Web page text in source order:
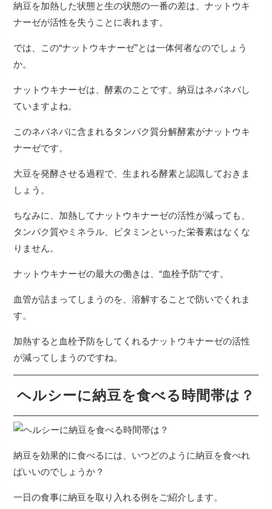
納豆を加熱した状態と生の状態の一番の差は、ナットウキ
ナーゼが活性を失うことに表れます。
では、この“ナットウキナーゼ”とは一体何者なのでしょう
か。
ナットウキナーゼは、酵素のことです。納豆はネバネバし
ていますよね。
このネバネバに含まれるタンパク質分解酵素がナットウキ
ナーゼです。
大豆を発酵させる過程で、生まれる酵素と認識しておきま
しょう。
ちなみに、加熱してナットウキナーゼの活性が減っても、
タンパク質やミネラル、ビタミンといった栄養素はなくな
りません。
ナットウキナーゼの最大の働きは、“血栓予防”です。
血管が詰まってしまうのを、溶解することで防いでくれま
す。
加熱すると血栓予防をしてくれるナットウキナーゼの活性
が減ってしまうのですね。
ヘルシーに納豆を食べる時間帯は？
納豆を効果的に食べるには、いつどのように納豆を食べれ
ばいいのでしょうか？
一日の食事に納豆を取り入れる例をご紹介します。